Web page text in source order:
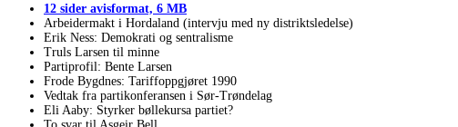
12 sider avisformat, 6 MB
Arbeidermakt i Hordaland (intervju med ny distriktsledelse)
Erik Ness: Demokrati og sentralisme
Truls Larsen til minne
Partiprofil: Bente Larsen
Frode Bygdnes: Tariffoppgjøret 1990
Vedtak fra partikonferansen i Sør-Trøndelag
Eli Aaby: Styrker bøllekursa partiet?